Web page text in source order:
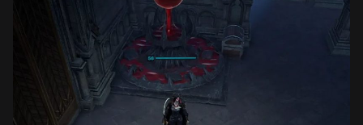
Crimson Desert
Zenless Zone Zero
Билды Arknights: Endfield
Билды Wuthering Waves